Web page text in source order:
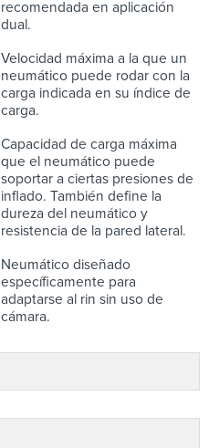
recomendada en aplicación
dual.
Velocidad máxima a la que un
neumático puede rodar con la
carga indicada en su índice de
carga.
Capacidad de carga máxima
que el neumático puede
soportar a ciertas presiones de
inflado. También define la
dureza del neumático y
resistencia de la pared lateral.
Neumático diseñado
específicamente para
adaptarse al rin sin uso de
cámara.